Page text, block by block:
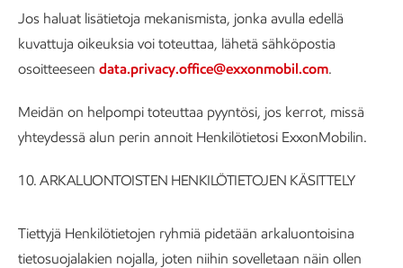
Jos haluat lisätietoja mekanismista, jonka avulla edellä
kuvattuja oikeuksia voi toteuttaa, lähetä sähköpostia
osoitteeseen data.privacy.office@exxonmobil.com.
Meidän on helpompi toteuttaa pyyntösi, jos kerrot, missä
yhteydessä alun perin annoit Henkilötietosi ExxonMobilin.
10. ARKALUONTOISTEN HENKILÖTIETOJEN KÄSITTELY
Tiettyjä Henkilötietojen ryhmiä pidetään arkaluontoisina
tietosuojalakien nojalla, joten niihin sovelletaan näin ollen